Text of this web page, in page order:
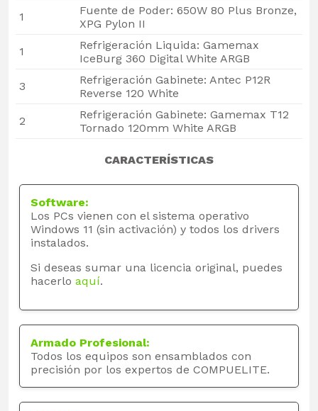
1
Fuente de Poder: 650W 80 Plus Bronze,
XPG Pylon II
1
Refrigeración Liquida: Gamemax
IceBurg 360 Digital White ARGB
3
Refrigeración Gabinete: Antec P12R
Reverse 120 White
2
Refrigeración Gabinete: Gamemax T12
Tornado 120mm White ARGB
CARACTERÍSTICAS
Software:
Los PCs vienen con el sistema operativo
Windows 11 (sin activación) y todos los drivers
instalados.
Si deseas sumar una licencia original, puedes
hacerlo aquí.
Armado Profesional:
Todos los equipos son ensamblados con
precisión por los expertos de COMPUELITE.